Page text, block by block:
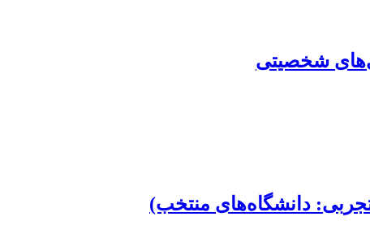
شخصیتی
دانشگاه‌های منتخب)